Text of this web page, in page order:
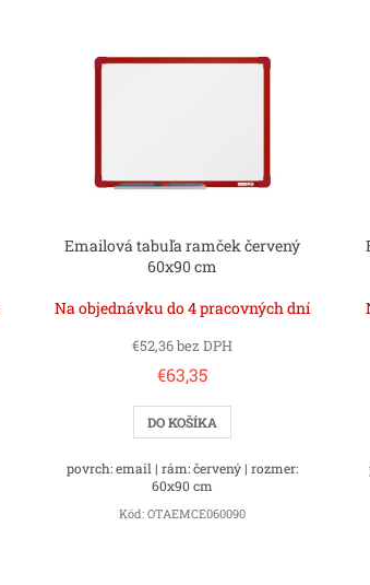
Emailová tabuľa ramček červený
60x90 cm
Na objednávku do 4 pracovných dní
€52,36 bez DPH
€63,35
DO KOŠÍKA
povrch: email | rám: červený | rozmer:
60x90 cm
Kód: OTAEMCE060090